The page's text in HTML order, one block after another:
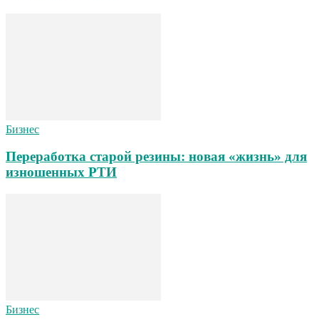
Бизнес
Переработка старой резины: новая «жизнь» для
изношенных РТИ
Бизнес